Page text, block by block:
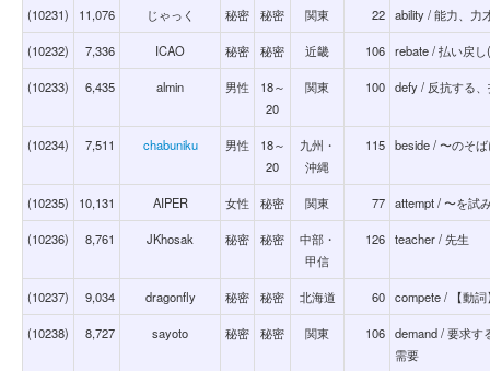
(10231) 11,076 じゃっく 秘密 秘密 関東 22 ability / 能力、力
(10232) 7,336 ICAO 秘密 秘密 近畿 106 rebate / 払い戻
(10233) 6,435 almin 男性
18～
20
関東 100 defy / 反抗する
(10234) 7,511 chabuniku 男性
18～
20
九州・
沖縄
115 beside / 〜のそ
(10235) 10,131 AIPER 女性 秘密 関東 77 attempt / 〜を試
(10236) 8,761 JKhosak 秘密 秘密
中部・
甲信
126 teacher / 先生
(10237) 9,034 dragonfly 秘密 秘密 北海道 60 compete / 【動
(10238) 8,727 sayoto 秘密 秘密 関東 106 demand / 要求す
需要